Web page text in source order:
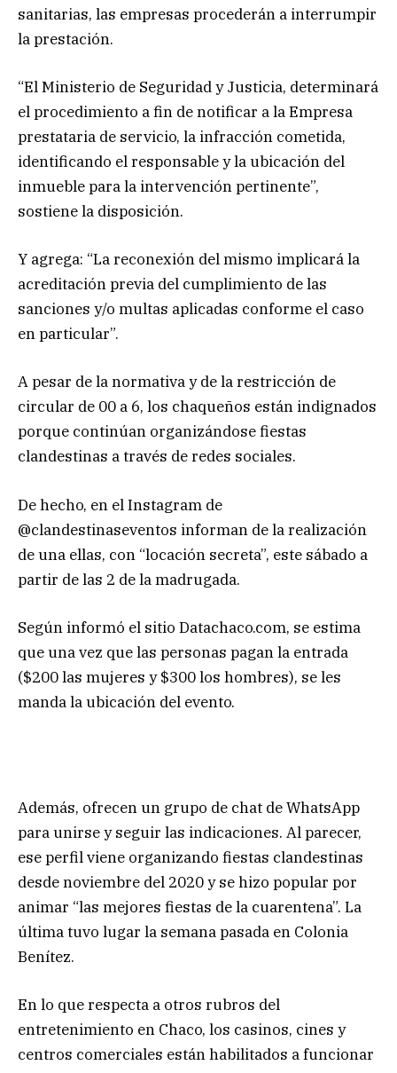
sanitarias, las empresas procederán a interrumpir
la prestación.
“El Ministerio de Seguridad y Justicia, determinará
el procedimiento a fin de notificar a la Empresa
prestataria de servicio, la infracción cometida,
identificando el responsable y la ubicación del
inmueble para la intervención pertinente”,
sostiene la disposición.
Y agrega: “La reconexión del mismo implicará la
acreditación previa del cumplimiento de las
sanciones y/o multas aplicadas conforme el caso
en particular”.
A pesar de la normativa y de la restricción de
circular de 00 a 6, los chaqueños están indignados
porque continúan organizándose fiestas
clandestinas a través de redes sociales.
De hecho, en el Instagram de
@clandestinaseventos informan de la realización
de una ellas, con “locación secreta”, este sábado a
partir de las 2 de la madrugada.
Según informó el sitio Datachaco.com, se estima
que una vez que las personas pagan la entrada
($200 las mujeres y $300 los hombres), se les
manda la ubicación del evento.
Además, ofrecen un grupo de chat de WhatsApp
para unirse y seguir las indicaciones. Al parecer,
ese perfil viene organizando fiestas clandestinas
desde noviembre del 2020 y se hizo popular por
animar “las mejores fiestas de la cuarentena”. La
última tuvo lugar la semana pasada en Colonia
Benítez.
En lo que respecta a otros rubros del
entretenimiento en Chaco, los casinos, cines y
centros comerciales están habilitados a funcionar